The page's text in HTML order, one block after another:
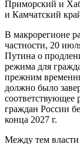
Приморский и
и Камчатский
В макрорегионе
частности, 20
Путина о
режима для
прежним
должно было
граждан России
конца 2027 г.
Между тем власти